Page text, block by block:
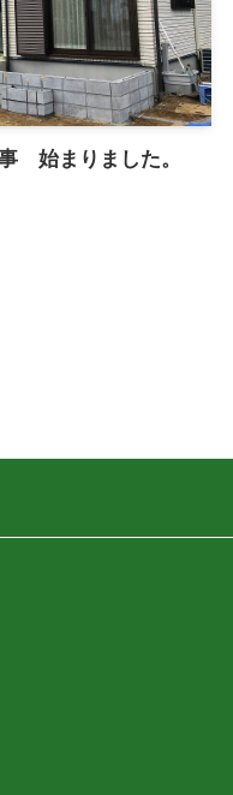
始まりました。